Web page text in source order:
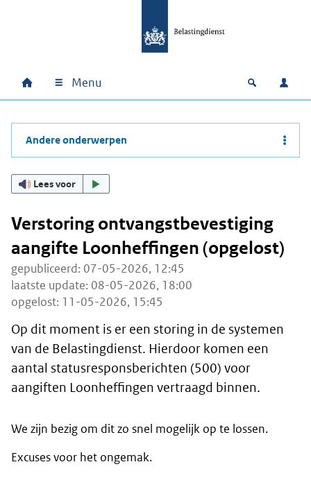
Hoofdnavigatie
Home Menu Open
Andere onderwerpen
Lees voor
Verstoring ontvangstbevestiging
aangifte Loonheffingen (opgelost)
gepubliceerd: 07-05-2026, 12:45
laatste update: 08-05-2026, 18:00
opgelost: 11-05-2026, 15:45
Op dit moment is er een storing in de systemen
van de Belastingdienst. Hierdoor komen een
aantal statusresponsberichten (500) voor
aangiften Loonheffingen vertraagd binnen.
We zijn bezig om dit zo snel mogelijk op te lossen.
Excuses voor het ongemak.